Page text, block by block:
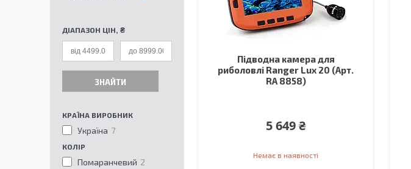
Підводна камера для
риболовлі Ranger Lux 20 (Арт.
RA 8858)
5 649 ₴
Немає в наявності
ДІАПАЗОН ЦІН, ₴
ЗНАЙТИ
КРАЇНА ВИРОБНИК
Україна 7
КОЛІР
Помаранчевий 2